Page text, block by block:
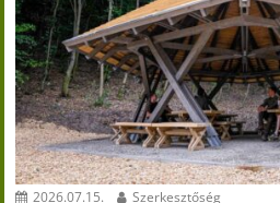
2026.07.15. Szerkesztőség